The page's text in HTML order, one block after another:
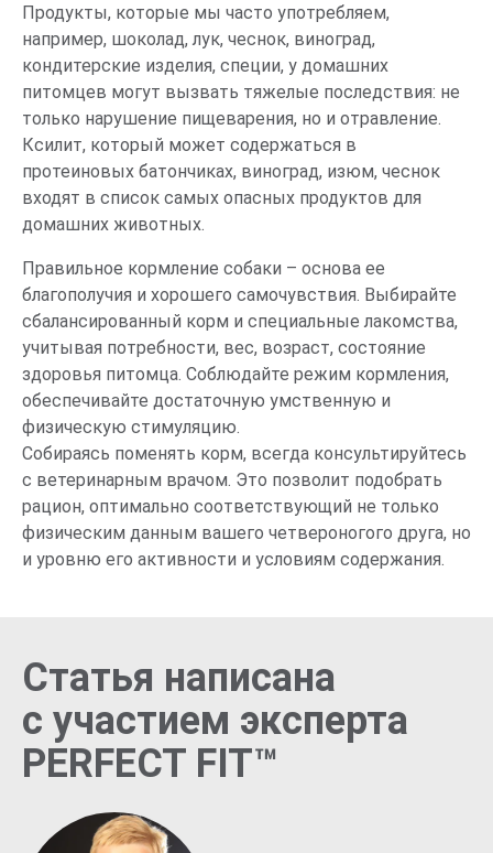
Продукты, которые мы часто употребляем,
например, шоколад, лук, чеснок, виноград,
кондитерские изделия, специи, у домашних
питомцев могут вызвать тяжелые последствия: не
только нарушение пищеварения, но и отравление.
Ксилит, который может содержаться в
протеиновых батончиках, виноград, изюм, чеснок
входят в список самых опасных продуктов для
домашних животных.
Правильное кормление собаки – основа ее
благополучия и хорошего самочувствия. Выбирайте
сбалансированный корм и специальные лакомства,
учитывая потребности, вес, возраст, состояние
здоровья питомца. Соблюдайте режим кормления,
обеспечивайте достаточную умственную и
физическую стимуляцию.
Собираясь поменять корм, всегда консультируйтесь
с ветеринарным врачом. Это позволит подобрать
рацион, оптимально соответствующий не только
физическим данным вашего четвероногого друга, но
и уровню его активности и условиям содержания.
Статья написана
с участием эксперта
PERFECT FIT™